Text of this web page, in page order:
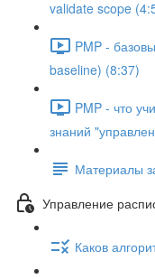
validate scope
PMP -
baseline) (8:37)
PMP - что
знаний
Материалы
Управление
Каков